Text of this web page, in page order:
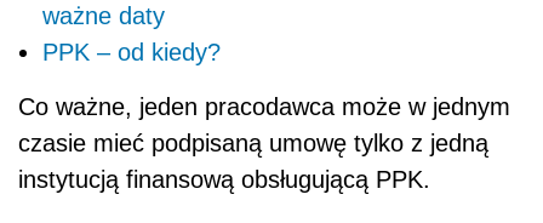
ważne daty
PPK – od kiedy?
Co ważne, jeden pracodawca może w jednym
czasie mieć podpisaną umowę tylko z jedną
instytucją finansową obsługującą PPK.